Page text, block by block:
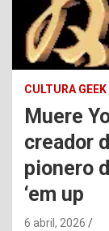
CULTURA GEEK
Muere
creador
pionero
‘em up
6 abril, 2026